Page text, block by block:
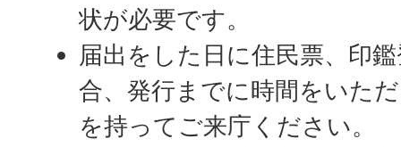
状が必要です。
届出をした日に住民票、印
合、発行までに時間をいた
を持ってご来庁ください。